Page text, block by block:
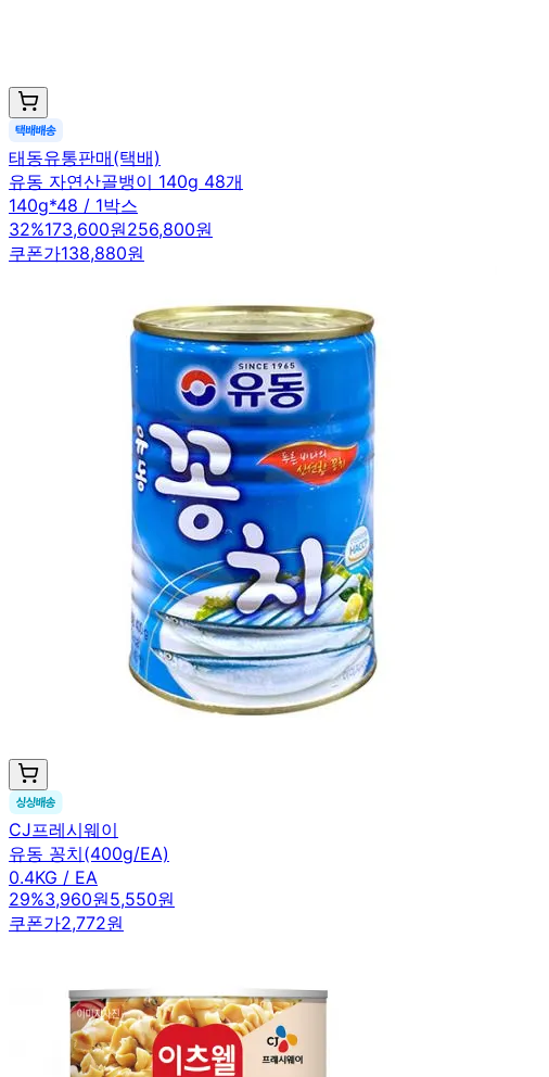
태동유통판매(택배)
유동 자연산골뱅이 140g 48개
140g*48 / 1박스
32%173,600원256,800원
쿠폰가138,880원
CJ프레시웨이
유동 꽁치(400g/EA)
0.4KG / EA
29%3,960원5,550원
쿠폰가2,772원